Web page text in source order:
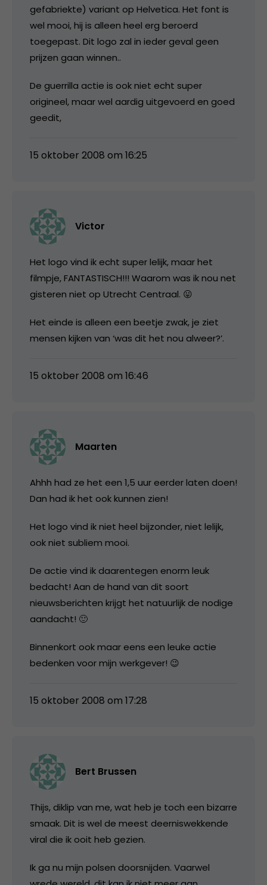
gefabriekte) variant op Helvetica. Het font is
wel mooi, hij is alleen heel erg beroerd
toegepast. Dit logo zal in ieder geval geen
prijzen gaan winnen..
De guerrilla actie is ook niet echt super
origineel, maar wel aardig uitgevoerd en goed
geedit,
15 oktober 2008 om 16:25
Victor
Het logo vind ik echt super lelijk, maar het
filmpje, FANTASTISCH!!! Waarom was ik nou net
gisteren niet op Utrecht Centraal. 😛
Het einde is alleen een beetje zwak, je ziet
mensen kijken van ‘was dit het nou alweer?’.
15 oktober 2008 om 16:46
Maarten
Ahhh had ze het een 1,5 uur eerder laten doen!
Dan had ik het ook kunnen zien!
Het logo vind ik niet heel bijzonder, niet lelijk,
ook niet subliem mooi.
De actie vind ik daarentegen enorm leuk
bedacht! Aan de hand van dit soort
nieuwsberichten krijgt het natuurlijk de nodige
aandacht! 🙂
Binnenkort ook maar eens een leuke actie
bedenken voor mijn werkgever! 😉
15 oktober 2008 om 17:28
Bert Brussen
Thijs, diklip van me, wat heb je toch een bizarre
smaak. Dit is wel de meest deerniswekkende
viral die ik ooit heb gezien.
Ik ga nu mijn polsen doorsnijden. Vaarwel